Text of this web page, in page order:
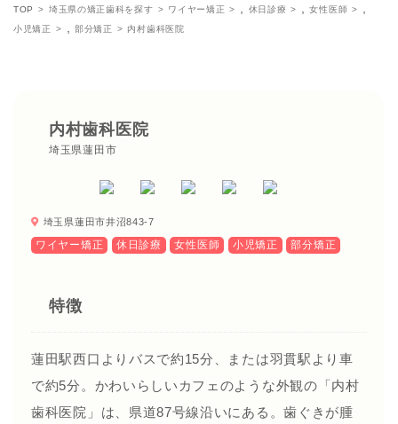
TOP 埼玉県の矯正歯科を探す ワイヤー矯正 休日診療 ,女性医師
小児矯正 部分矯正 内村歯科医院
内村歯科医院
埼玉県蓮田市
埼玉県蓮田市井沼843-7
ワイヤー矯正 休日診療 女性医師 小児矯正 部分矯正
特徴
蓮田駅西口よりバスで約15分、または羽貫駅より車
で約5分。かわいらしいカフェのような外観の「内村
歯科医院」は、県道87号線沿いにある。歯ぐきが腫